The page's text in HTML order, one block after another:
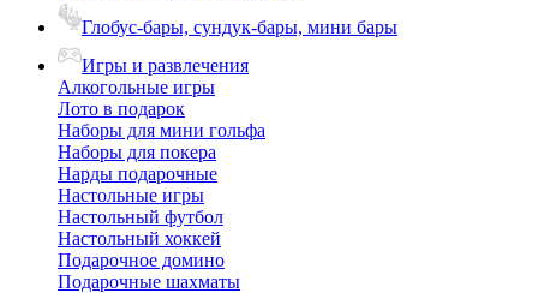
Глобус-бары, сундук-бары, мини бары
Игры и развлечения
Алкогольные игры
Лото в подарок
Наборы для мини гольфа
Наборы для покера
Нарды подарочные
Настольные игры
Настольный футбол
Настольный хоккей
Подарочное домино
Подарочные шахматы